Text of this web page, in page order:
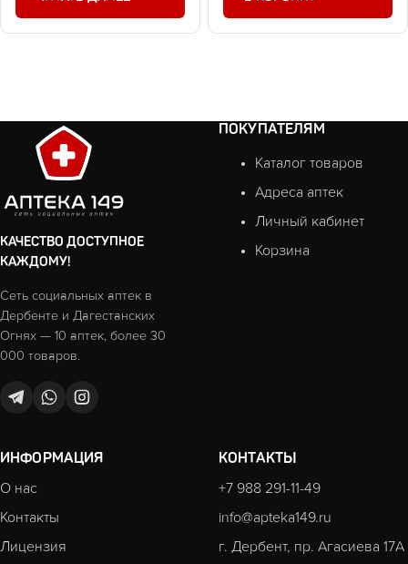
КАЧЕСТВО ДОСТУПНОЕ
КАЖДОМУ!
Сеть социальных аптек в
Дербенте и Дагестанских
Огнях — 10 аптек, более 30
000 товаров.
ПОКУПАТЕЛЯМ
Каталог товаров
Адреса аптек
Личный кабинет
Корзина
ИНФОРМАЦИЯ
О нас
Контакты
Лицензия
КОНТАКТЫ
+7 988 291-11-49
info@apteka149.ru
г. Дербент, пр. Агасиева 17А